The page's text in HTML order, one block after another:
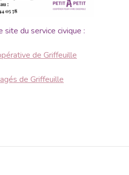
du service civique :
de Griffeuille
de Griffeuille